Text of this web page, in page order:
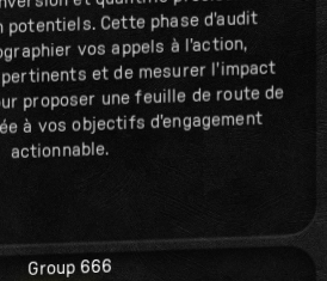
potentiels. Cette phase d'audit
vos appels à l'action,
et de mesurer l'impact
proposer une feuille de route de
à vos objectifs d'engagement
actionnable.